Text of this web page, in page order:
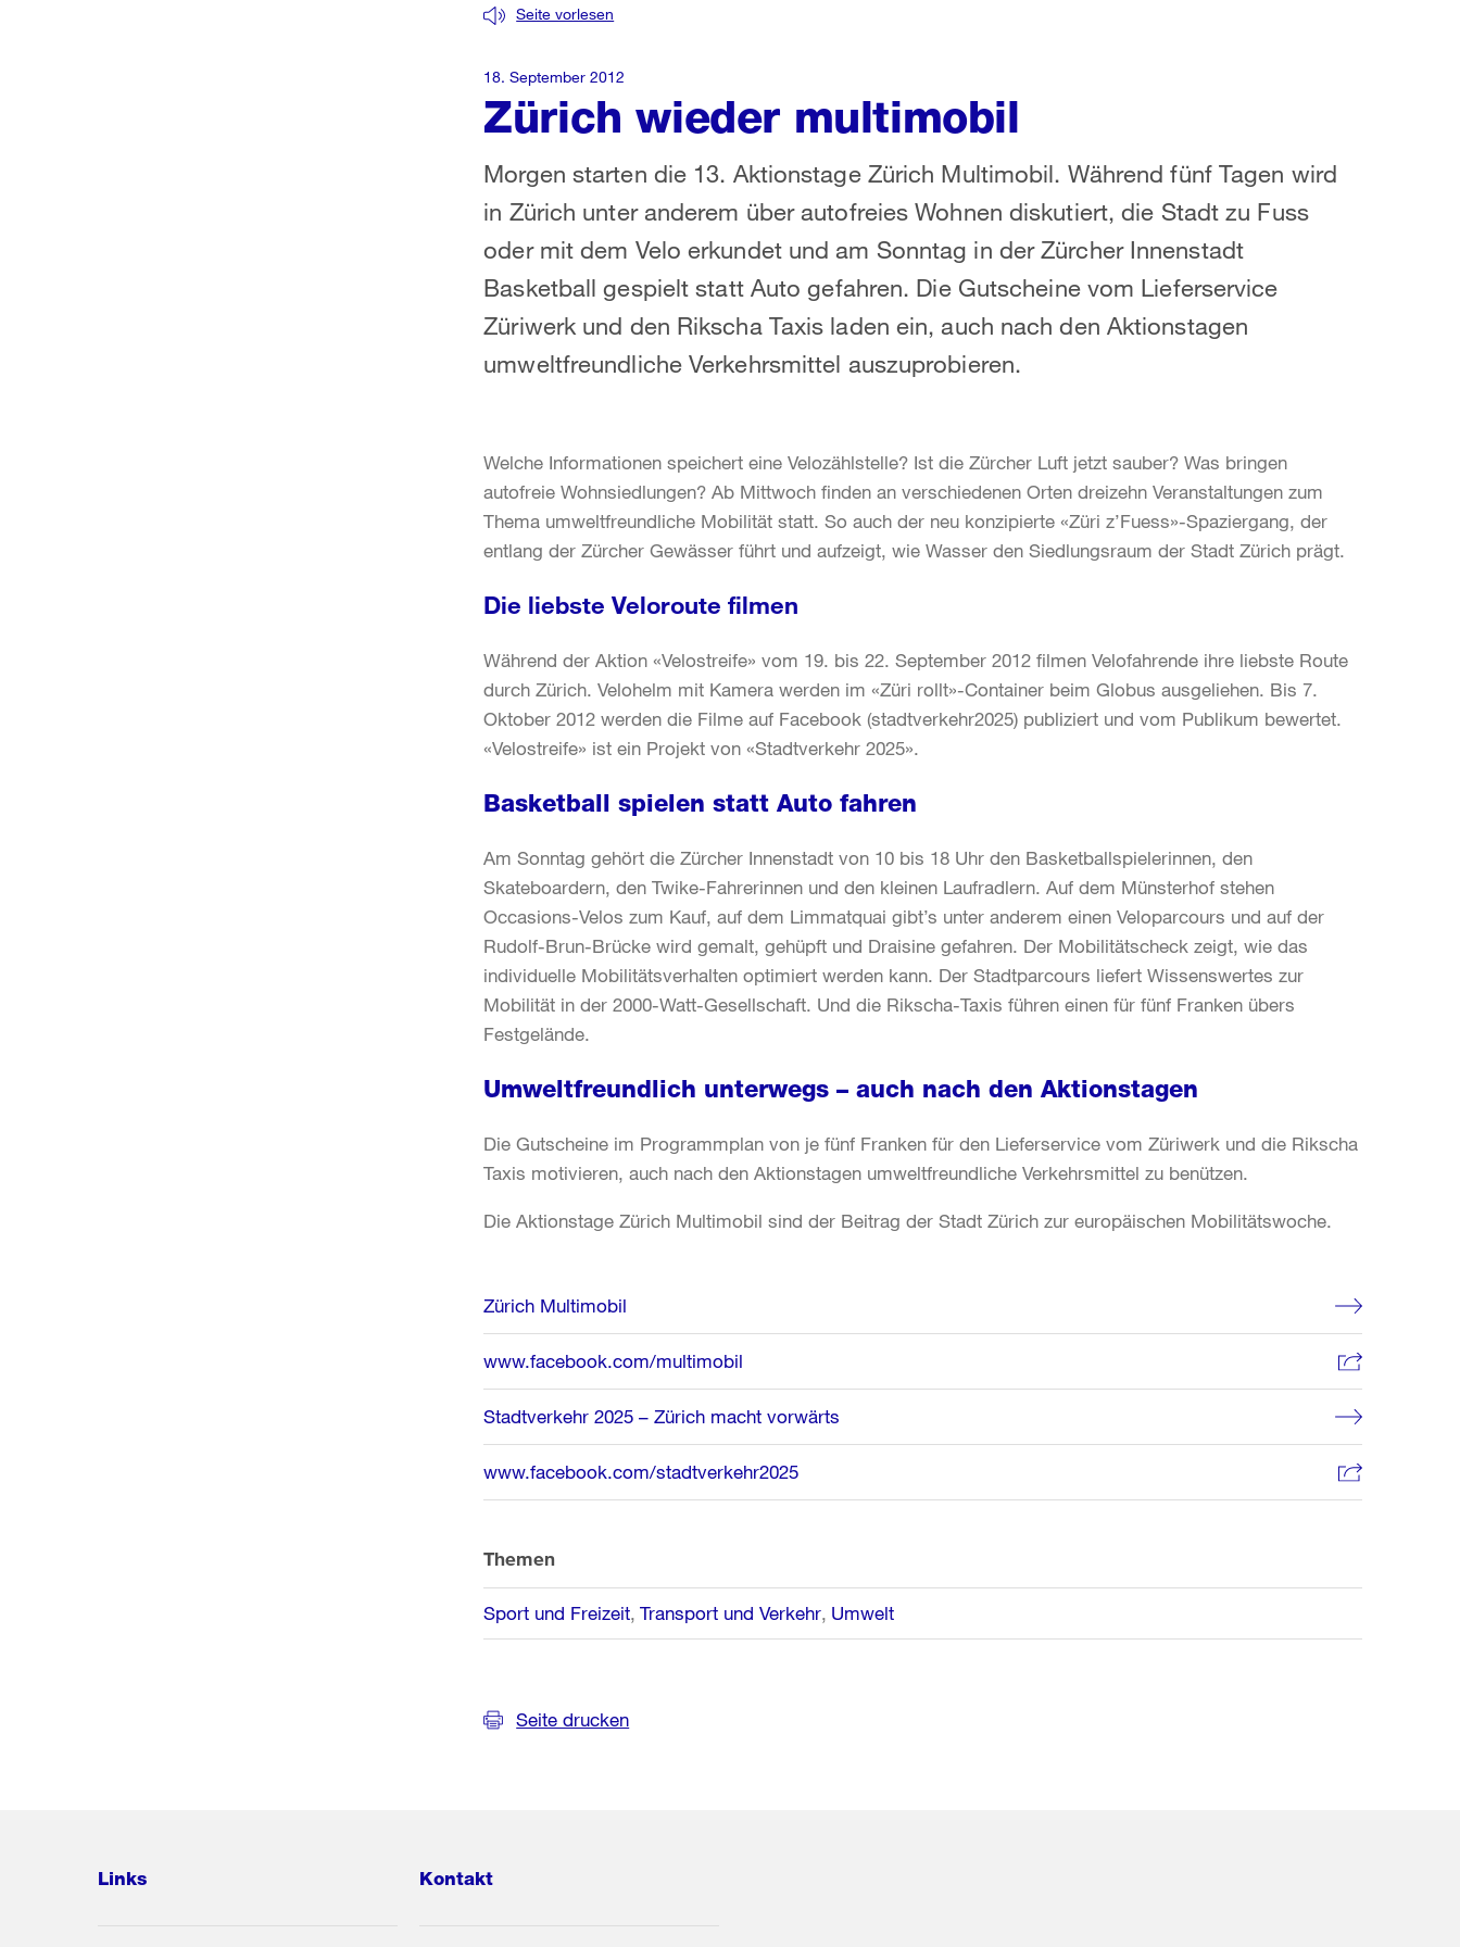
Zürich wieder multimobil
Seite vorlesen
Morgen starten die 13. Aktionstage Zürich Multimobil. Während fünf Tagen wird
in Zürich unter anderem über autofreies Wohnen diskutiert, die Stadt zu Fuss
oder mit dem Velo erkundet und am Sonntag in der Zürcher Innenstadt
Basketball gespielt statt Auto gefahren. Die Gutscheine vom Lieferservice
Züriwerk und den Rikscha Taxis laden ein, auch nach den Aktionstagen
umweltfreundliche Verkehrsmittel auszuprobieren.
18. September 2012
Welche Informationen speichert eine Velozählstelle? Ist die Zürcher Luft jetzt sauber? Was bringen
autofreie Wohnsiedlungen? Ab Mittwoch finden an verschiedenen Orten dreizehn Veranstaltungen zum
Thema umweltfreundliche Mobilität statt. So auch der neu konzipierte «Züri z’Fuess»-Spaziergang, der
entlang der Zürcher Gewässer führt und aufzeigt, wie Wasser den Siedlungsraum der Stadt Zürich prägt.
Die liebste Veloroute filmen
Während der Aktion «Velostreife» vom 19. bis 22. September 2012 filmen Velofahrende ihre liebste Route
durch Zürich. Velohelm mit Kamera werden im «Züri rollt»-Container beim Globus ausgeliehen. Bis 7.
Oktober 2012 werden die Filme auf Facebook (stadtverkehr2025) publiziert und vom Publikum bewertet.
«Velostreife» ist ein Projekt von «Stadtverkehr 2025».
Basketball spielen statt Auto fahren
Am Sonntag gehört die Zürcher Innenstadt von 10 bis 18 Uhr den Basketballspielerinnen, den
Skateboardern, den Twike-Fahrerinnen und den kleinen Laufradlern. Auf dem Münsterhof stehen
Occasions-Velos zum Kauf, auf dem Limmatquai gibt’s unter anderem einen Veloparcours und auf der
Rudolf-Brun-Brücke wird gemalt, gehüpft und Draisine gefahren. Der Mobilitätscheck zeigt, wie das
individuelle Mobilitätsverhalten optimiert werden kann. Der Stadtparcours liefert Wissenswertes zur
Mobilität in der 2000-Watt-Gesellschaft. Und die Rikscha-Taxis führen einen für fünf Franken übers
Festgelände.
Umweltfreundlich unterwegs – auch nach den Aktionstagen
Die Gutscheine im Programmplan von je fünf Franken für den Lieferservice vom Züriwerk und die Rikscha
Taxis motivieren, auch nach den Aktionstagen umweltfreundliche Verkehrsmittel zu benützen.
Die Aktionstage Zürich Multimobil sind der Beitrag der Stadt Zürich zur europäischen Mobilitätswoche.
Weitere
Informationen
Zürich Multimobil
www.facebook.com/multimobil
Stadtverkehr 2025 – Zürich macht vorwärts
www.facebook.com/stadtverkehr2025
Themen
Sport und Freizeit Transport und Verkehr Umwelt
Seite drucken
Links Kontakt